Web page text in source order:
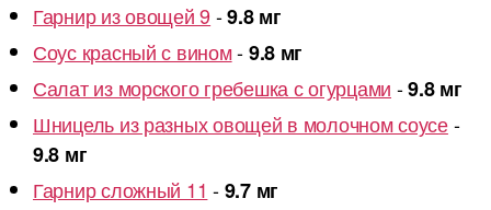
Гарнир из овощей 9-9.8 мг
Соус красный с вином-9.8 мг
Салат из морского гребешка с огурцами -9.8 мг
Шницель из разных овощей в молочном соусе-
9.8 мг
Гарнир сложный 11 -9.7 мг